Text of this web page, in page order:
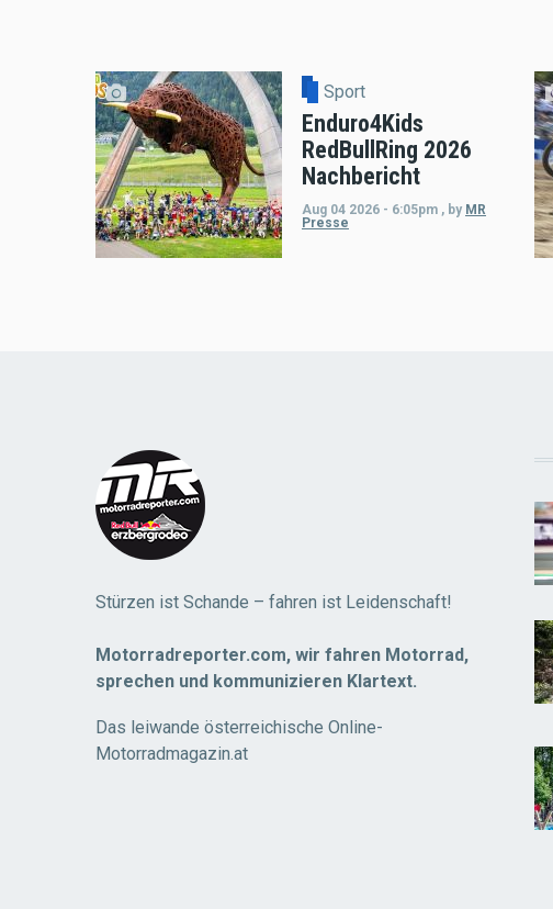
Sport
Enduro4Kids
RedBullRing 2026
Nachbericht
Aug 04 2026 - 6:05pm , by MR
Presse
Stürzen ist Schande – fahren ist Leidenschaft!
Motorradreporter.com, wir fahren Motorrad,
sprechen und kommunizieren Klartext.
Das leiwande österreichische Online-
Motorradmagazin.at